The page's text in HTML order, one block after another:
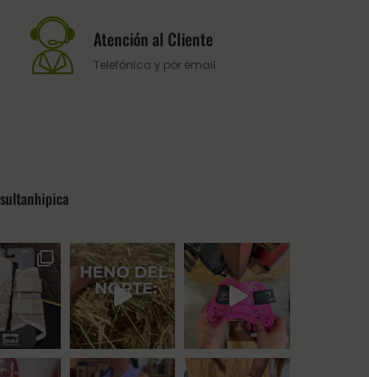
Atención al Cliente
Telefónica y por email
sultanhipica